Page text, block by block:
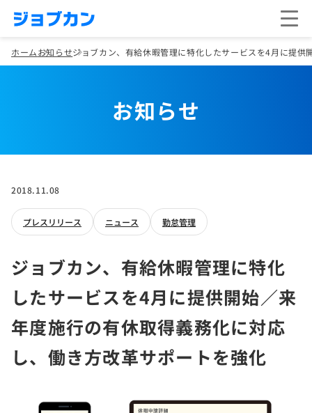
ホームお知らせジョブカン、有給休暇管理に特化したサービスを4月に提
お知らせ
2018.11.08
プレスリリース ニュース 勤怠管理
ジョブカン、有給休暇管理に特化
したサービスを4月に提供開始／来
年度施行の有休取得義務化に対応
し、働き方改革サポートを強化